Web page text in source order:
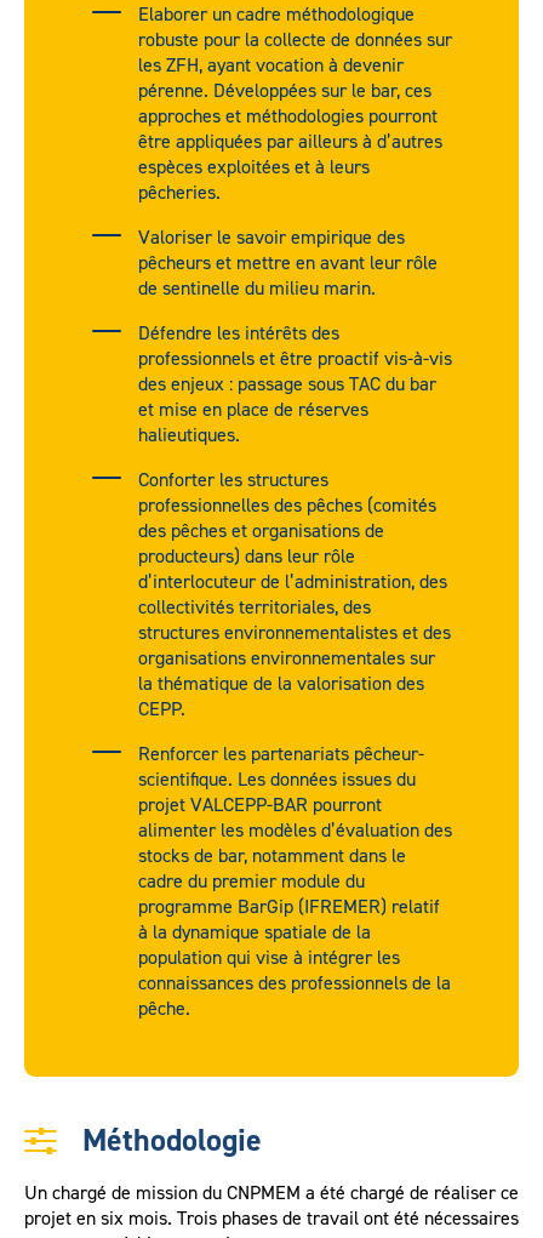
Elaborer un cadre méthodologique
robuste pour la collecte de données sur
les ZFH, ayant vocation à devenir
pérenne. Développées sur le bar, ces
approches et méthodologies pourront
être appliquées par ailleurs à d’autres
espèces exploitées et à leurs
pêcheries.
Valoriser le savoir empirique des
pêcheurs et mettre en avant leur rôle
de sentinelle du milieu marin.
Défendre les intérêts des
professionnels et être proactif vis-à-vis
des enjeux : passage sous TAC du bar
et mise en place de réserves
halieutiques.
Conforter les structures
professionnelles des pêches (comités
des pêches et organisations de
producteurs) dans leur rôle
d’interlocuteur de l’administration, des
collectivités territoriales, des
structures environnementalistes et des
organisations environnementales sur
la thématique de la valorisation des
CEPP.
Renforcer les partenariats pêcheur-
scientifique. Les données issues du
projet VALCEPP-BAR pourront
alimenter les modèles d’évaluation des
stocks de bar, notamment dans le
cadre du premier module du
programme BarGip (IFREMER) relatif
à la dynamique spatiale de la
population qui vise à intégrer les
connaissances des professionnels de la
pêche.
Méthodologie
Un chargé de mission du CNPMEM a été chargé de réaliser ce
projet en six mois. Trois phases de travail ont été nécessaires